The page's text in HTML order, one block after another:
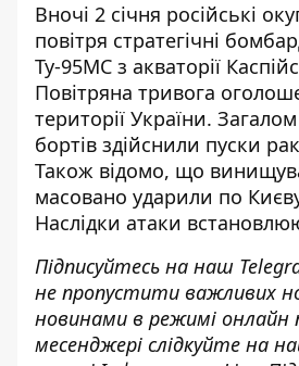
Вночі 2 січня російські
повітря стратегічні
Ту-95МС з акваторії
Повітряна тривога
території України.
бортів здійснили пуски
Також відомо, що
масовано ударили по
Наслідки атаки
Підписуйтесь на наш
не пропустити важливих
новинами в режимі онлайн
месенджері слідкуйте на